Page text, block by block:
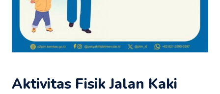
Aktivitas Fisik Jalan Kaki